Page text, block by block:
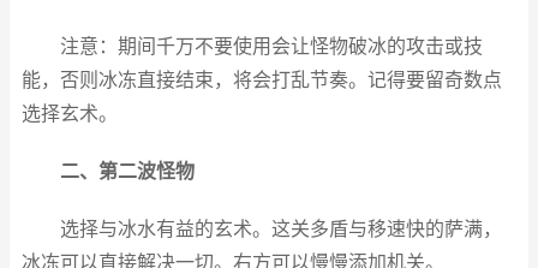
注意：期间千万不要使用会让怪物破冰的攻击或技
能，否则冰冻直接结束，将会打乱节奏。记得要留奇数点
选择玄术。
二、第二波怪物
选择与冰水有益的玄术。这关多盾与移速快的萨满，
冰冻可以直接解决一切。右方可以慢慢添加机关。